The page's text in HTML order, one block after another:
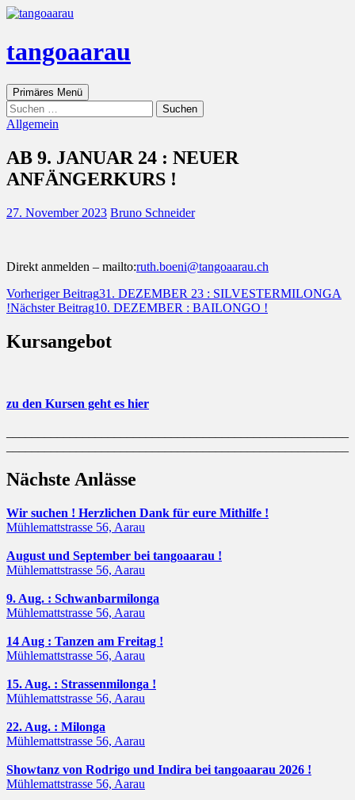
tangoaarau
Suchen
Primäres Menü Zum
Inhalt
springen
Suche
nach:
Allgemein
AB 9. JANUAR 24 : NEUER
ANFÄNGERKURS !
27. November 2023 Bruno Schneider
Direkt anmelden – mailto:ruth.boeni@tangoaarau.ch
Beitragsnavigation
Vorheriger Beitrag31. DEZEMBER 23 : SILVESTERMILONGA
!Nächster Beitrag10. DEZEMBER : BAILONGO !
Kursangebot
zu den Kursen geht es hier
Nächste Anlässe
Wir suchen ! Herzlichen Dank für eure Mithilfe !
Mühlemattstrasse 56, Aarau
August und September bei tangoaarau !
Mühlemattstrasse 56, Aarau
9. Aug. : Schwanbarmilonga
Mühlemattstrasse 56, Aarau
14 Aug : Tanzen am Freitag !
Mühlemattstrasse 56, Aarau
15. Aug. : Strassenmilonga !
Mühlemattstrasse 56, Aarau
22. Aug. : Milonga
Mühlemattstrasse 56, Aarau
Showtanz von Rodrigo und Indira bei tangoaarau 2026 !
Mühlemattstrasse 56, Aarau